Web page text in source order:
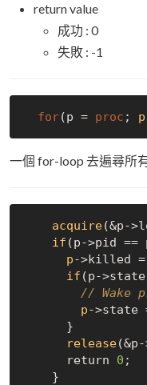
return value
成功 : 0
失敗 : -1
for(p = proc ; p
一個 for-loop 去遍尋所
acquire(&p->
if (p->pid ==
p->killed =
if (p->state
// Wake
p->state =
release(&p-
      return
0 ;